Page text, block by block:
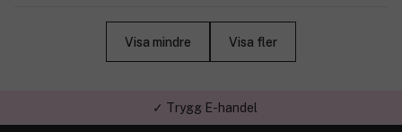
Visa mindre Visa fler
✓ Trygg E-handel